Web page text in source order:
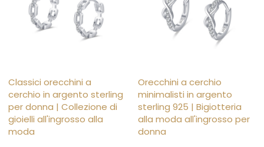
Classici orecchini a
cerchio in argento sterling
per donna | Collezione di
gioielli all'ingrosso alla
moda
Orecchini a cerchio
minimalisti in argento
sterling 925 | Bigiotteria
alla moda all'ingrosso per
donna